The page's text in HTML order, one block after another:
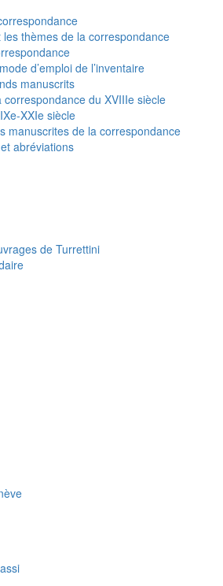
thèmes de la correspondance
d’emploi de l’inventaire
manuscrits
correspondance du XVIIIe siècle
XXIe siècle
manuscrites de la correspondance
abréviations
de Turrettini